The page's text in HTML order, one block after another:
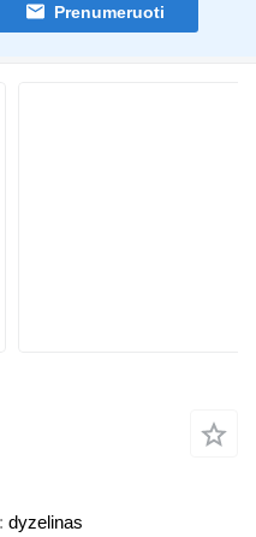
Prenumeruoti
dyzelinas